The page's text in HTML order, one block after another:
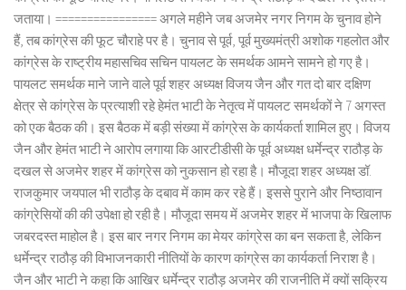
जताया। ================ अगले महीने जब अजमेर नगर निगम के चुनाव होने
हैं, तब कांग्रेस की फूट चौराहे पर है। चुनाव से पूर्व, पूर्व मुख्यमंत्री अशोक गहलोत और
कांग्रेस के राष्ट्रीय महासचिव सचिन पायलट के समर्थक आमने सामने हो गए है।
पायलट समर्थक माने जाने वाले पूर्व शहर अध्यक्ष विजय जैन और गत दो बार दक्षिण
क्षेत्र से कांग्रेस के प्रत्याशी रहे हेमंत भाटी के नेतृत्व में पायलट समर्थकों ने 7 अगस्त
को एक बैठक की। इस बैठक में बड़ी संख्या में कांग्रेस के कार्यकर्ता शामिल हुए। विजय
जैन और हेमंत भाटी ने आरोप लगाया कि आरटीडीसी के पूर्व अध्यक्ष धर्मेन्द्र राठौड़ के
दखल से अजमेर शहर में कांग्रेस को नुकसान हो रहा है। मौजूदा शहर अध्यक्ष डॉ.
राजकुमार जयपाल भी राठौड़ के दबाव में काम कर रहे हैं। इससे पुराने और निष्ठावान
कांग्रेसियों की की उपेक्षा हो रही है। मौजूदा समय में अजमेर शहर में भाजपा के खिलाफ
जबरदस्त माहोल है। इस बार नगर निगम का मेयर कांग्रेस का बन सकता है, लेकिन
धर्मेन्द्र राठौड़ की विभाजनकारी नीतियों के कारण कांग्रेस का कार्यकर्ता निराश है।
जैन और भाटी ने कहा कि आखिर धर्मेन्द्र राठौड़ अजमेर की राजनीति में क्यों सक्रिय